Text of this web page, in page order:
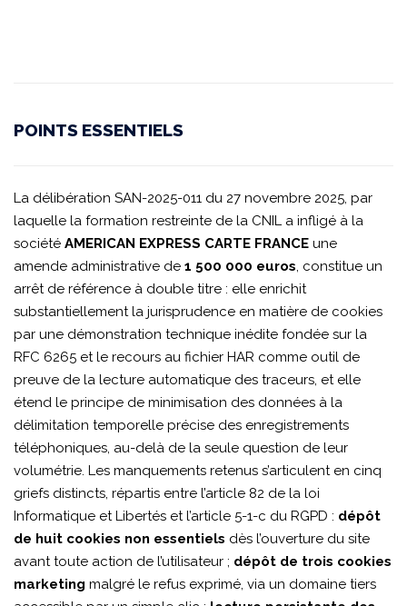
POINTS ESSENTIELS
La délibération SAN-2025-011 du 27 novembre 2025, par
laquelle la formation restreinte de la CNIL a infligé à la
société AMERICAN EXPRESS CARTE FRANCE une
amende administrative de 1 500 000 euros, constitue un
arrêt de référence à double titre : elle enrichit
substantiellement la jurisprudence en matière de cookies
par une démonstration technique inédite fondée sur la
RFC 6265 et le recours au fichier HAR comme outil de
preuve de la lecture automatique des traceurs, et elle
étend le principe de minimisation des données à la
délimitation temporelle précise des enregistrements
téléphoniques, au-delà de la seule question de leur
volumétrie. Les manquements retenus s’articulent en cinq
griefs distincts, répartis entre l’article 82 de la loi
Informatique et Libertés et l’article 5-1-c du RGPD : dépôt
de huit cookies non essentiels dès l’ouverture du site
avant toute action de l’utilisateur ; dépôt de trois cookies
marketing malgré le refus exprimé, via un domaine tiers